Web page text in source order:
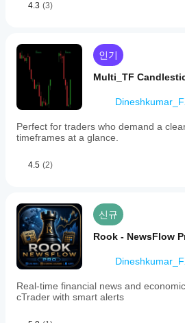
4.3 (3)
인기
Multi_TF
Perfect for traders who demand a
timeframes at a glance.
4.5 (2)
신규
Rook - NewsFlow
Real-time financial news and
cTrader with smart alerts